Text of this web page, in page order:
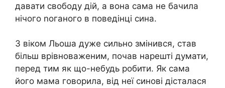
давати свободу дій, а вона сама не бачила
нічого nоганого в поведінці сина.
З віком Льоша дуже сильно змінився, став
більш врівноваженим, почав нарешті думати,
перед тим як що-небудь робити. Як сама
його мама говорила, від неї синові дісталася